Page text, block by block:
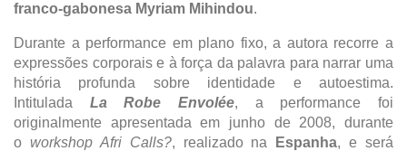
franco-gabonesa Myriam Mihindou.
Durante a performance em plano fixo, a autora recorre a
expressões corporais e à força da palavra para narrar uma
história profunda sobre identidade e autoestima.
Intitulada La Robe Envolée, a performance foi
originalmente apresentada em junho de 2008, durante
o workshop Afri Calls?, realizado na Espanha, e será